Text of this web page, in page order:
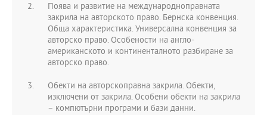
Поява и развитие на международноправната
закрила на авторското право. Бернска конвенция.
Обща характеристика. Универсална конвенция за
авторско право. Особености на англо-
американското и континенталното разбиране за
авторско право.
Обекти на авторскоправна закрила. Обекти,
изключени от закрила. Особени обекти на закрила
– компютърни програми и бази данни.